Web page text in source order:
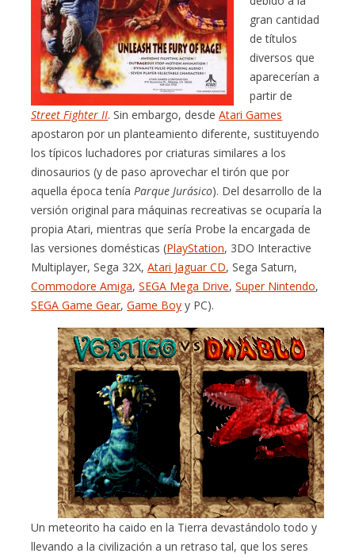
gran cantidad
de títulos
diversos que
aparecerían a
partir de
Street Fighter II. Sin embargo, desdeAtari Games
apostaron por un planteamiento diferente, sustituyendo
los típicos luchadores por criaturas similares a los
dinosaurios (y de paso aprovechar el tirón que por
aquella época teníaParque Jurásico). Del desarrollo de la
versión original para máquinas recreativas se ocuparía la
propia Atari, mientras que sería Probe la encargada de
las versiones domésticas (PlayStation, 3DO Interactive
Multiplayer, Sega 32X,Atari Jaguar CD, Sega Saturn,
Commodore Amiga,SEGA Mega Drive,Super Nintendo,
SEGA Game Gear,Game Boy y PC).
Un meteorito ha caido en la Tierra devastándolo todo y
llevando a la civilización a un retraso tal, que los seres